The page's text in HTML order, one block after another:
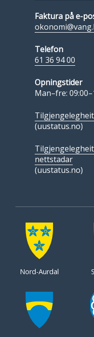
Faktura på e-
Telefon
61 36 94 00
Opningstider
Man–fre:
(uustatus.no)
nettstadar
(uustatus.no)
Nord-Aurdal